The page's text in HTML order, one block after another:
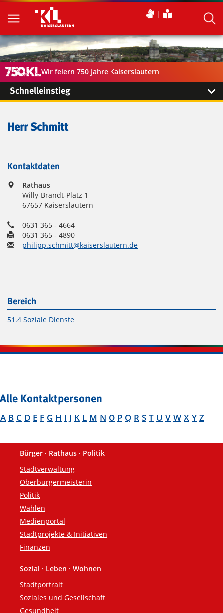
Wir feiern 750 Jahre Kaiserslautern
Schnelleinstieg
Herr Schmitt
Kontaktdaten
Rathaus
Willy-Brandt-Platz 1
67657 Kaiserslautern
0631 365 - 4664
0631 365 - 4890
philipp.schmitt@kaiserslautern.de
Bereich
51.4 Soziale Dienste
Alle Kontaktpersonen
A B C D E F G H I J K L M N O P Q R S T U V W X Y Z
Fußzeile
Bürger · Rathaus · Politik
Stadtverwaltung
Oberbürgermeisterin
Politik
Wahlen
Medienportal
Stadtprojekte & Initiativen
Finanzen
Sozial · Leben · Wohnen
Stadtportrait
Soziales und Gesellschaft
Gesundheit